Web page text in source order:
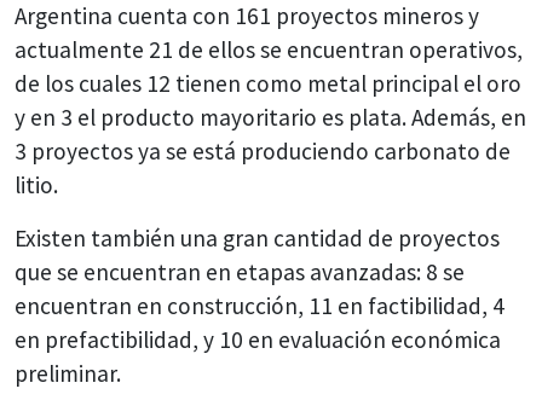
Argentina cuenta con 161 proyectos mineros y
actualmente 21 de ellos se encuentran operativos,
de los cuales 12 tienen como metal principal el oro
y en 3 el producto mayoritario es plata. Además, en
3 proyectos ya se está produciendo carbonato de
litio.
Existen también una gran cantidad de proyectos
que se encuentran en etapas avanzadas: 8 se
encuentran en construcción, 11 en factibilidad, 4
en prefactibilidad, y 10 en evaluación económica
preliminar.